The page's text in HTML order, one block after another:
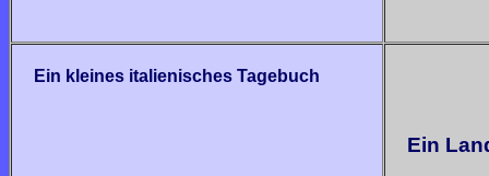
Ein kleines italienisches Tagebuch
Ein